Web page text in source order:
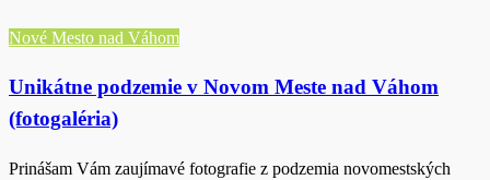
Nové Mesto nad Váhom
Unikátne podzemie v Novom Meste nad Váhom
(fotogaléria)
Prinášam Vám zaujímavé fotografie z podzemia novomestských